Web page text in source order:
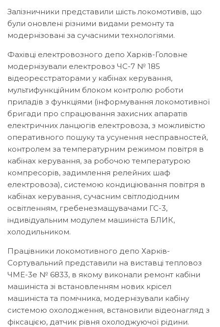
Залізничники представили шість локомотивів, що
були оновлені різними видами ремонту та
модернізовані за сучасними технологіями.
Фахівці електровозного депо Харків-Головне
модернізували електровоз ЧС-7 № 185
відеореєстраторами у кабінах керування,
мультифункційним блоком контролю роботи
приладів з функціями (інформування локомотивної
бригади про спрацювання захисних апаратів
електричних ланцюгів електровоза, з можливістю
оперативного пошуку та усунення несправностей,
контролем за температурним режимом повітря в
кабінах керування, за робочою температурою
компресорів, задимлення релейних шаф
електровоза), системою кондиціювання повітря в
кабінах керування, сучасним світлодіодним
освітленням, гребенезмащувачами ГС-3,
індивідуальним модулем машиніста БЛИК,
холодильником.
Працівники локомотивного депо Харків-
Сортувальний представили на виставці тепловоз
ЧМЕ-3е № 6833, в якому виконали ремонт кабіни
машиніста зі встановленням нових крісел
машиніста та помічника, модернізували кабіну
системою охолодження, встановили відеонагляд з
фіксацією, датчик рівня охолоджуючої рідини.